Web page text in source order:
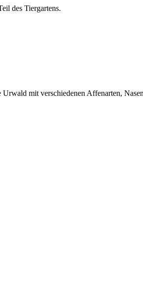
des Tiergartens.
mit verschiedenen Affenarten,